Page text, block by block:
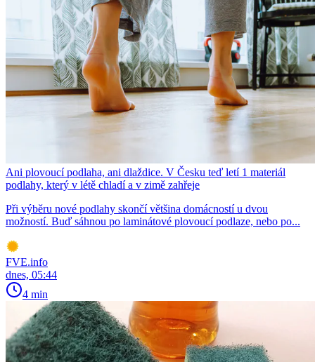
Ani plovoucí podlaha, ani dlaždice. V Česku teď letí 1 materiál
podlahy, který v létě chladí a v zimě zahřeje
Při výběru nové podlahy skončí většina domácností u dvou
možností. Buď sáhnou po laminátové plovoucí podlaze, nebo po...
FVE.info
dnes, 05:44
4 min